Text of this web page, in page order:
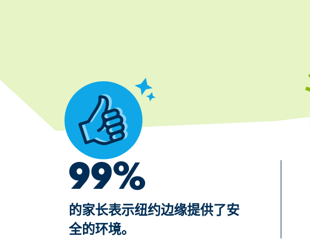
99%
的家长表示纽约边缘提供了安
全的环境。